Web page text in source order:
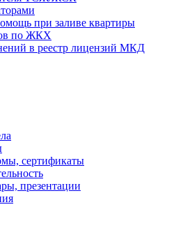
при заливе квартиры
по ЖКХ
в реестр лицензий МКД
сертификаты
презентации